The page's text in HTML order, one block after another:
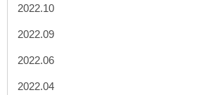
2022.10
2022.09
2022.06
2022.04